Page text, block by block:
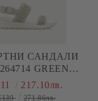
САНДАЛИ
GREEN
217.10лв.
271.86лв.